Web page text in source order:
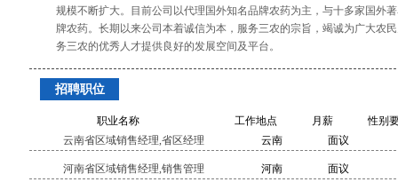
规模不断扩大。目前公司以代理国外知名品牌农药为主，与十多家国外
牌农药。长期以来公司本着诚信为本，服务三农的宗旨，竭诚为广大农
务三农的优秀人才提供良好的发展空间及平台。
招聘职位
职业名称 工作地点 月薪
性别
云南省区域销售经理,省区经理
云南 面议
河南省区域销售经理,销售管理 河南 面议